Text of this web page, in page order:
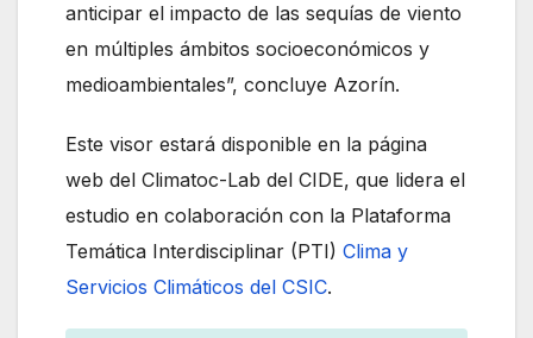
anticipar el impacto de las sequías de viento
en múltiples ámbitos socioeconómicos y
medioambientales”, concluye Azorín.
Este visor estará disponible en la página
web del Climatoc-Lab del CIDE, que lidera el
estudio en colaboración con la Plataforma
Temática Interdisciplinar (PTI) Clima y
Servicios Climáticos del CSIC.